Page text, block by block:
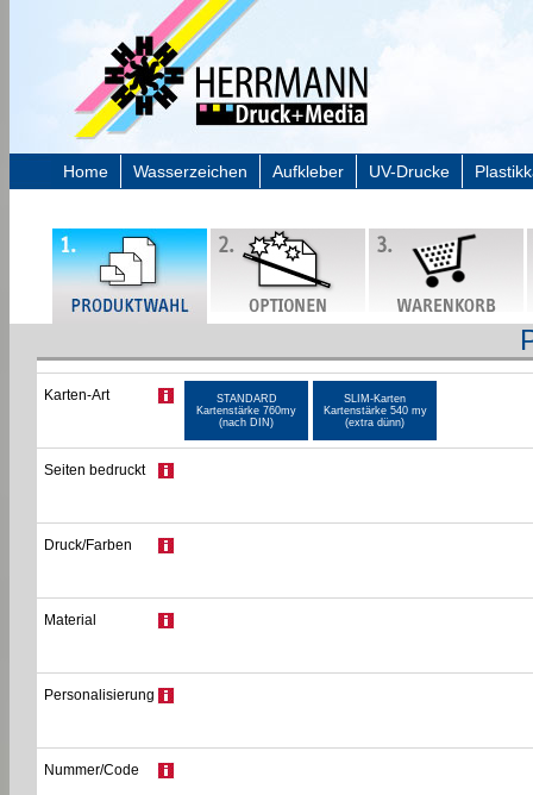
Home Wasserzeichen Aufkleber UV-Drucke
Karten-Art
STANDARD
Kartenstärke 760my
(nach DIN)
SLIM-Karten
Kartenstärke 540 my
(extra dünn)
Seiten bedruckt
Druck/Farben
Material
Personalisierung
Nummer/Code